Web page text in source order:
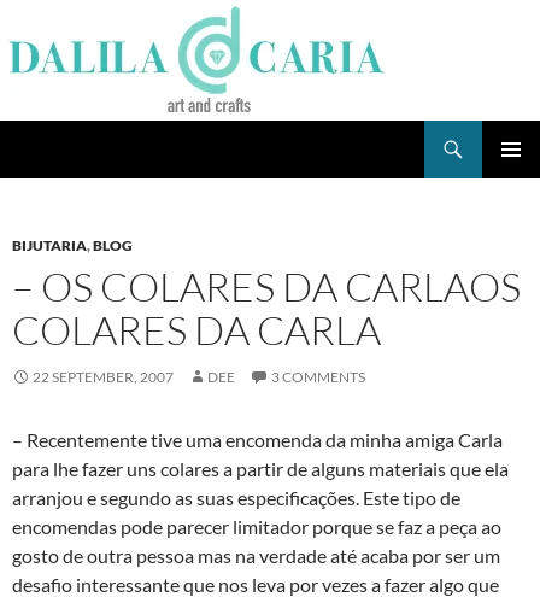
to
content
BIJUTARIA,BLOG
– OS COLARES DA CARLAOS
COLARES DA CARLA
22 SEPTEMBER, 2007 DEE 3 COMMENTS
– Recentemente tive uma encomenda da minha amiga Carla
para lhe fazer uns colares a partir de alguns materiais que ela
arranjou e segundo as suas especificações. Este tipo de
encomendas pode parecer limitador porque se faz a peça ao
gosto de outra pessoa mas na verdade até acaba por ser um
desafio interessante que nos leva por vezes a fazer algo que